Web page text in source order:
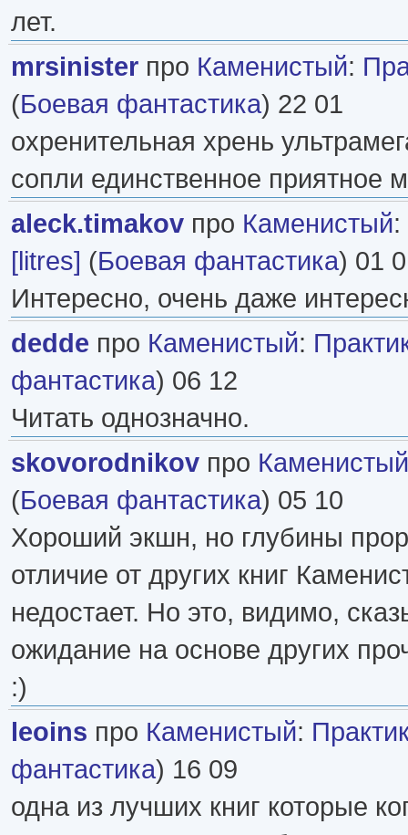
лет.
mrsinister про Каменистый:
(Боевая фантастика) 22 01
охренительная хрень
сопли единственное приятное
aleck.timakov про Каменистый:
[litres] (Боевая фантастика) 01
Интересно, очень даже
dedde про Каменистый:
фантастика) 06 12
Читать однозначно.
skovorodnikov про Каменистый
(Боевая фантастика) 05 10
Хороший экшн, но глубины
отличие от других книг
недостает. Но это, видимо,
ожидание на основе других
:)
leoins про Каменистый:
фантастика) 16 09
одна из лучших книг которые